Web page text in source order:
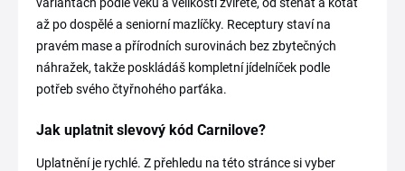
až po dospělé a seniorní mazlíčky. Receptury staví na
pravém mase a přírodních surovinách bez zbytečných
náhražek, takže poskládáš kompletní jídelníček podle
potřeb svého čtyřnohého parťáka.
Jak uplatnit slevový kód Carnilove?
Uplatnění je rychlé. Z přehledu na této stránce si vyber